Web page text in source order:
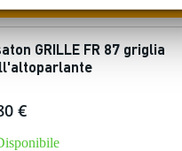
GRILLE FR 87 griglia
€